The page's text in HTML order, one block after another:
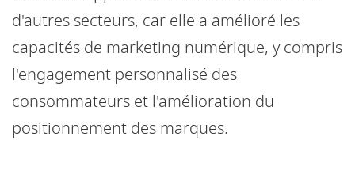
d'autres secteurs, car elle a amélioré les
capacités de marketing numérique, y compris
l'engagement personnalisé des
consommateurs et l'amélioration du
positionnement des marques.